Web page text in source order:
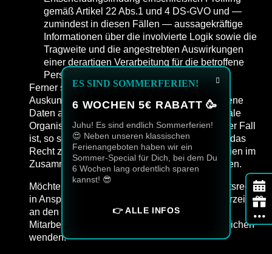
gemäß Artikel 22 Abs.1 und 4 DS-GVO und —
zumindest in diesen Fällen — aussagekräftige
Informationen über die involvierte Logik sowie die
Tragweite und die angestrebten Auswirkungen
einer derartigen Verarbeitung für die betroffene
Person
Ferner steht der betroffenen Person ein
Auskunftsrecht darüber zu, ob personenbezogene
Daten an ein Drittland oder an eine internationale
Organisation übermittelt wurden. Sofern dies der Fall
ist, so steht der betroffenen Person im Übrigen das
Recht zu, Auskunft über die geeigneten Garantien im
Zusammenhang mit der Übermittlung zu erhalten.
Möchte eine betroffene Person dieses Auskunftsrecht
in Anspruch nehmen, kann sie sich hierzu jederzeit
an den Datenschutzbeauftragten oder einen
Mitarbeiter des für die Verarbeitung Verantwortlichen
wenden.
ES SIND SOMMERFERIEN!
6 WOCHEN 5€ RABATT 🥳
Juhu! Es sind endlich Sommerferien!
😍 Neben unseren klassischen
Ferienangeboten haben wir ein
Sommer-Special für Dich, bei dem Du
6 Wochen lang ordentlich sparen
kannst! 😎
👉 ALLE INFOS